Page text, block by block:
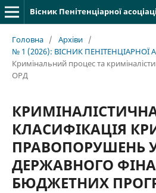
Вісник Пенітенціарної
Головна / Архіви /
№ 1 (2026): ВІСНИК ПЕНІТЕНЦІАРНОЇ
Кримінальний процес та
ОРД
КЛАСИФІКАЦІЯ
ПРАВОПОРУШЕНЬ
ДЕРЖАВНОГО
БЮДЖЕТНИХ